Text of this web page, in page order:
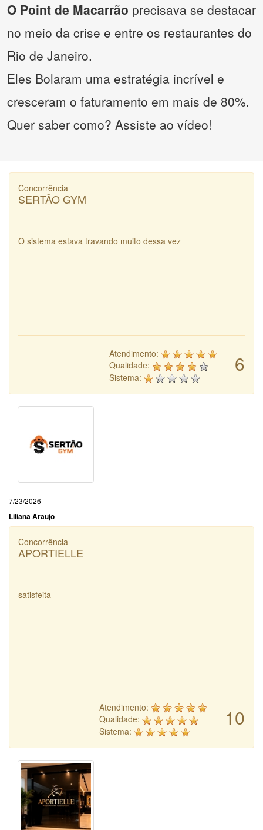
O Point de Macarrão precisava se destacar
no meio da crise e entre os restaurantes do
Rio de Janeiro.
Eles Bolaram uma estratégia incrível e
cresceram o faturamento em mais de 80%.
Quer saber como? Assiste ao vídeo!
Concorrência
SERTÃO GYM
O sistema estava travando muito dessa vez
6
Atendimento:
Qualidade:
Sistema:
7/23/2026
Liliana Araujo
Concorrência
APORTIELLE
satisfeita
10
Atendimento:
Qualidade:
Sistema: